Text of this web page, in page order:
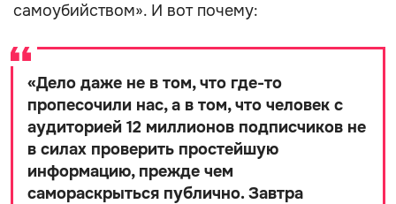
самоубийством». И вот почему:
«Дело даже не в том, что где-то
пропесочили нас, а в том, что человек с
аудиторией 12 миллионов подписчиков не
в силах проверить простейшую
информацию, прежде чем
самораскрыться публично. Завтра